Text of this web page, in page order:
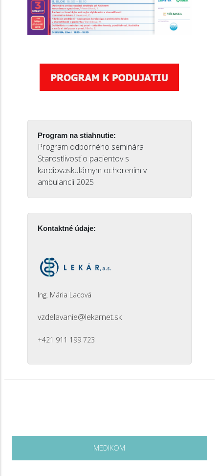
Program na stiahnutie:
Program odborného seminára
Starostlivosť o pacientov s
kardiovaskulárnym ochorením v
ambulancii 2025
Kontaktné údaje:
Ing. Mária Lacová
vzdelavanie@lekarnet.sk
+421 911 199 723
MEDIKOM